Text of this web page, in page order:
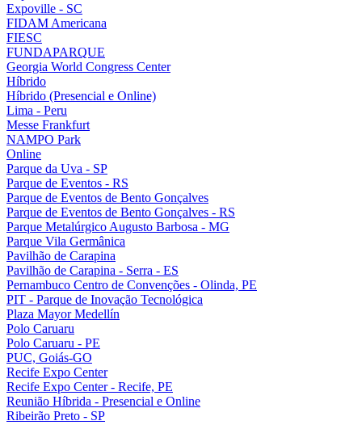
Expoville - SC
FIDAM Americana
FIESC
FUNDAPARQUE
Georgia World Congress Center
Híbrido
Híbrido (Presencial e Online)
Lima - Peru
Messe Frankfurt
NAMPO Park
Online
Parque da Uva - SP
Parque de Eventos - RS
Parque de Eventos de Bento Gonçalves
Parque de Eventos de Bento Gonçalves - RS
Parque Metalúrgico Augusto Barbosa - MG
Parque Vila Germânica
Pavilhão de Carapina
Pavilhão de Carapina - Serra - ES
Pernambuco Centro de Convenções - Olinda, PE
PIT - Parque de Inovação Tecnológica
Plaza Mayor Medellín
Polo Caruaru
Polo Caruaru - PE
PUC, Goiás-GO
Recife Expo Center
Recife Expo Center - Recife, PE
Reunião Híbrida - Presencial e Online
Ribeirão Preto - SP